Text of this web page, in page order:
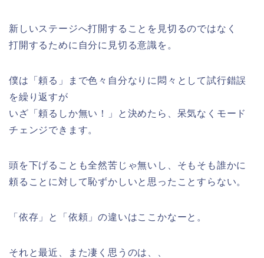
新しいステージへ打開することを見切るのではなく
打開するために自分に見切る意識を。
僕は「頼る」まで色々自分なりに悶々として試行錯誤
を繰り返すが
いざ「頼るしか無い！」と決めたら、呆気なくモード
チェンジできます。
頭を下げることも全然苦じゃ無いし、そもそも誰かに
頼ることに対して恥ずかしいと思ったことすらない。
「依存」と「依頼」の違いはここかなーと。
それと最近、また凄く思うのは、、